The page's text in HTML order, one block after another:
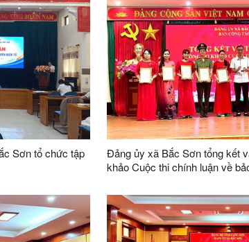
Sơn tổ chức tập
Đảng ủy xã Bắc Sơn tổng kết
khảo Cuộc thi chính luận về